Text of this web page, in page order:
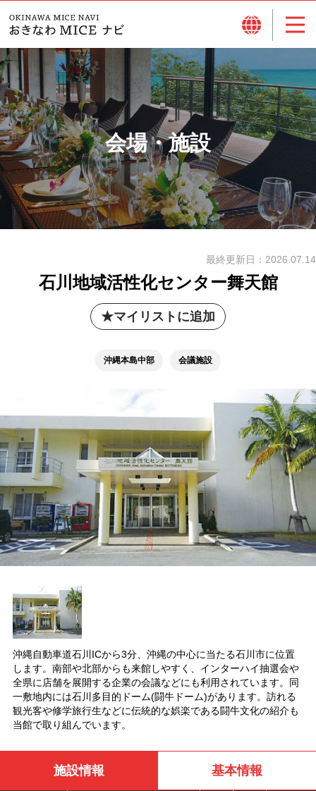
会場・施設
最終更新日： 2026.07.14
石川地域活性化センター舞天館
マイリストに追加
沖縄本島中部 会議施設
沖縄自動車道石川ICから3分、沖縄の中心に当たる石川市に位置
します。南部や北部からも来館しやすく、インターハイ抽選会や
全県に店舗を展開する企業の会議などにも利用されています。同
一敷地内には石川多目的ドーム(闘牛ドーム)があります。訪れる
観光客や修学旅行生などに伝統的な娯楽である闘牛文化の紹介も
当館で取り組んでいます。
施設情報 基本情報